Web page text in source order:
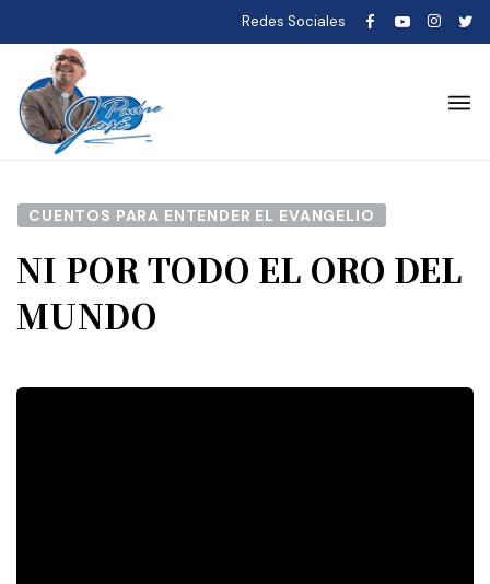
Redes Sociales
CUENTOS PARA ENTENDER EL EVANGELIO
NI POR TODO EL ORO DEL
MUNDO